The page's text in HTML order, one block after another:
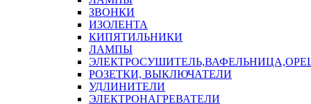
ЗВОНКИ
ИЗОЛЕНТА
КИПЯТИЛЬНИКИ
ЛАМПЫ
РОЗЕТКИ, ВЫКЛЮЧАТЕЛИ
УДЛИНИТЕЛИ
ЭЛЕКТРОНАГРЕВАТЕЛИ